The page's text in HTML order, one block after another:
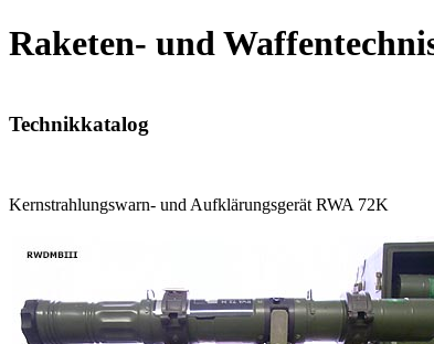
Raketen- und
Technikkatalog
Kernstrahlungswarn- und Aufklärungsgerät RWA 72K